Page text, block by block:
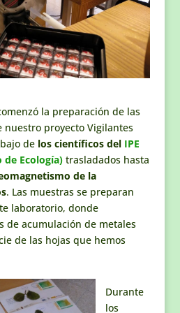
la preparación de las
nuestro proyecto Vigilantes
de los científicos del IPE
Ecología) trasladados hasta
de la
. Las muestras se preparan
laboratorio, donde
de acumulación de metales
de las hojas que hemos
Durante
los